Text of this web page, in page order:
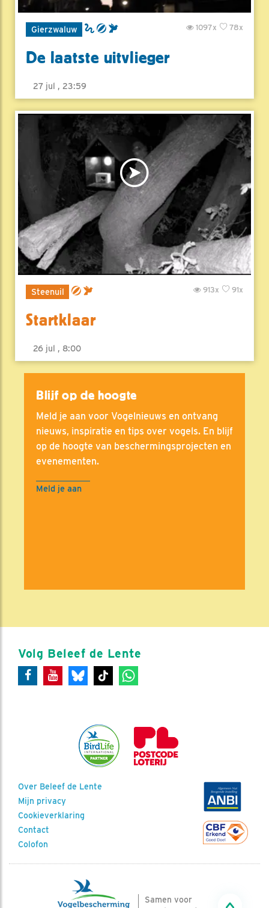
Gierzwaluw 78x
1097x
De laatste uitvlieger
27 jul , 23:59
Steenuil 91x
913x
Startklaar
26 jul , 8:00
Blijf op de hoogte
Meld je aan voor Vogelnieuws en ontvang
nieuws, inspiratie en tips over vogels. En blijf
op de hoogte van beschermingsprojecten en
evenementen.
Meld je aan
Volg Beleef de Lente
Over Beleef de Lente
Mijn privacy
Cookieverklaring
Contact
Colofon
Samen voor